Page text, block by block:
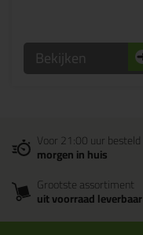
Bekijken
Voor 21:00 uur besteld
morgen in huis
Grootste assortiment
uit voorraad leverbaar